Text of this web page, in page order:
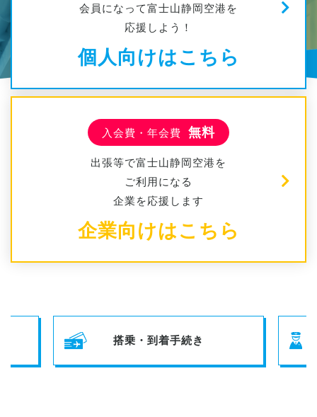
会員になって富士山静岡空港を
応援しよう！
個人向けはこちら
入会費・年会費 無料
出張等で富士山静岡空港を
ご利用になる
企業を応援します
企業向けはこちら
搭乗・到着手続き